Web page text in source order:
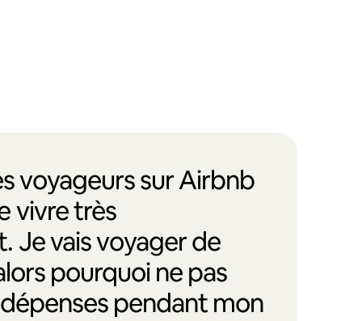
voyageurs sur Airbnb
vivre très
Je vais voyager de
pourquoi ne pas
pendant mon